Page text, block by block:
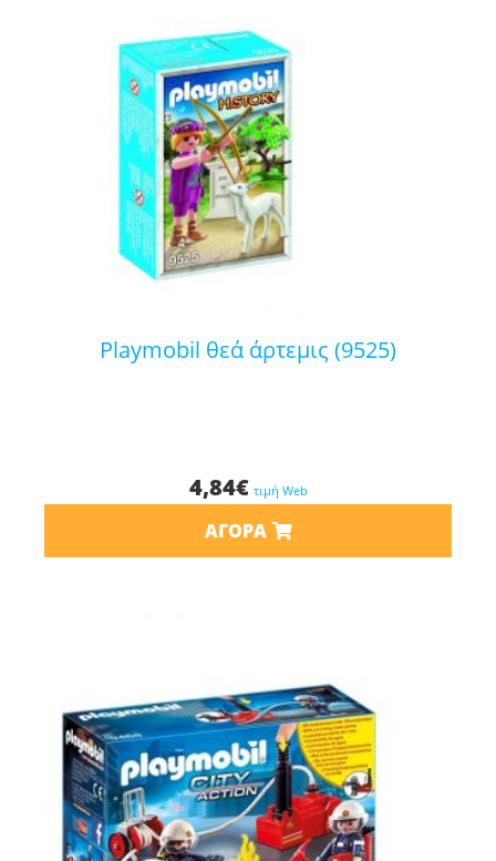
playmobil θεά άρτεμις (9525)
4,84€ τιμή Web
ΑΓΟΡΆ